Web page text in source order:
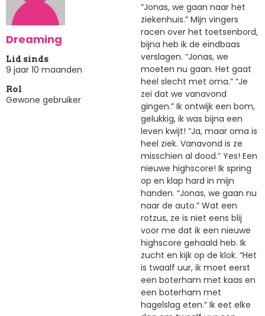
Dreaming
Lid sinds
9 jaar 10 maanden
Rol
Gewone gebruiker
“Jonas, we gaan naar het
ziekenhuis.” Mijn vingers
racen over het toetsenbord,
bijna heb ik de eindbaas
verslagen. “Jonas, we
moeten nu gaan. Het gaat
heel slecht met oma.” “Je
zei dat we vanavond
gingen.” Ik ontwijk een bom,
gelukkig, ik was bijna een
leven kwijt! “Ja, maar oma is
heel ziek. Vanavond is ze
misschien al dood.” Yes! Een
nieuwe highscore! Ik spring
op en klap hard in mijn
handen. “Jonas, we gaan nu
naar de auto.” Wat een
rotzus, ze is niet eens blij
voor me dat ik een nieuwe
highscore gehaald heb. Ik
zucht en kijk op de klok. “Het
is twaalf uur, ik moet eerst
een boterham met kaas en
een boterham met
hagelslag eten.” Ik eet elke